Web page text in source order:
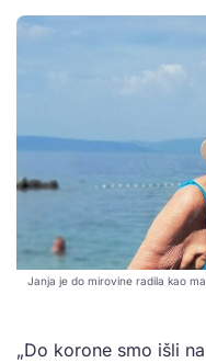
Janja je do mirovine radila kao
„Do korone smo išli